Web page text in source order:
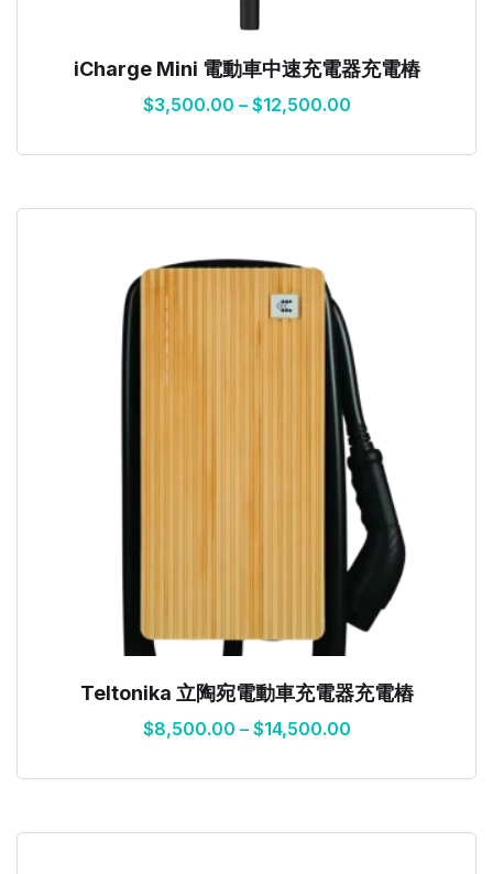
iCharge Mini 電動車中速充電器充電樁
$3,500.00 – $12,500.00
Teltonika 立陶宛電動車充電器充電樁
$8,500.00 – $14,500.00